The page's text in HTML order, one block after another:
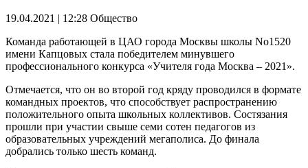
19.04.2021 | 12:28 Общество
Команда работающей в ЦАО города Москвы школы No1520
имени Капцовых стала победителем минувшего
профессионального конкурса «Учителя года Москва – 2021».
Отмечается, что он во второй год кряду проводился в формате
командных проектов, что способствует распространению
положительного опыта школьных коллективов. Состязания
прошли при участии свыше семи сотен педагогов из
образовательных учреждений мегаполиса. До финала
добрались только шесть команд.